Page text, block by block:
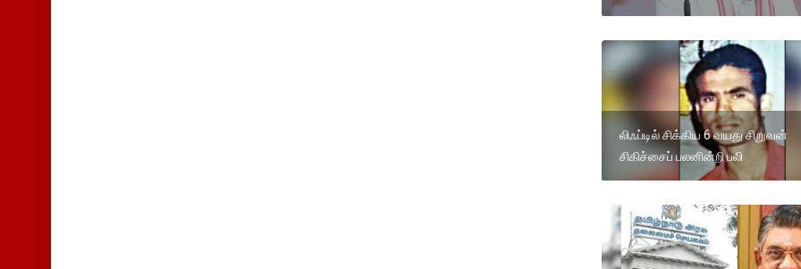
லிஃப்டில் சிக்கிய 6 வயது சிறுவன்
சிகிச்சைப் பலனின்றி பலி